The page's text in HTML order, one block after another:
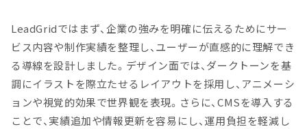
LeadGridではまず、企業の強みを明確に伝えるためにサー
ビス内容や制作実績を整理し、ユーザーが直感的に理解でき
る導線を設計しました。デザイン面では、ダークトーンを基
調にイラストを際立たせるレイアウトを採用し、アニメーシ
ョンや視覚的効果で世界観を表現。さらに、CMSを導入する
ことで、実績追加や情報更新を容易にし、運用負担を軽減し